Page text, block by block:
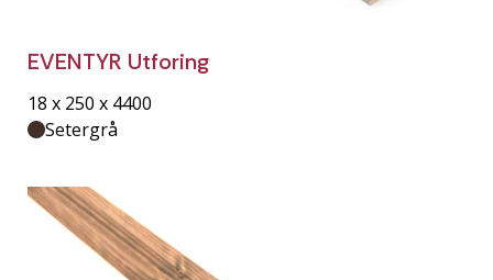
EVENTYR Utforing
18 x 250 x 4400
Setergrå